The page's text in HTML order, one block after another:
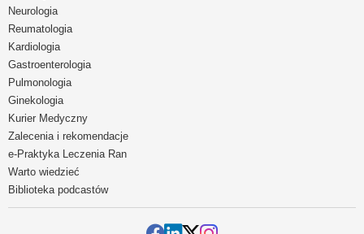
Neurologia
Reumatologia
Kardiologia
Gastroenterologia
Pulmonologia
Ginekologia
Kurier Medyczny
Zalecenia i rekomendacje
e-Praktyka Leczenia Ran
Warto wiedzieć
Biblioteka podcastów